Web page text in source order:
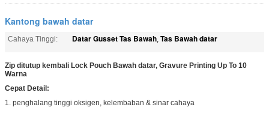
Kantong bawah datar
Cahaya Tinggi: Datar Gusset Tas Bawah, Tas Bawah datar
Zip ditutup kembali Lock Pouch Bawah datar, Gravure Printing Up To 10
Warna
Cepat Detail:
1. penghalang tinggi oksigen, kelembaban & sinar cahaya